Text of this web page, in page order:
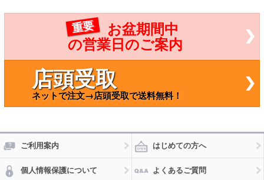
ド
1
年
～
月
重要
お盆期間中
の営業日のご案内
店頭受取
ネットで注文→店頭受取で送料無料！
ご利用案内 はじめての方へ
個人情報保護について よくあるご質問